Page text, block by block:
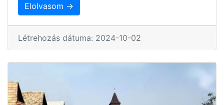
Elolvasom →
Létrehozás dátuma: 2024-10-02